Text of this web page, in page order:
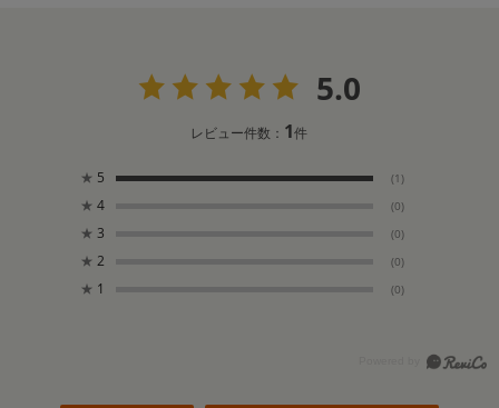
5.0
レビュー件数： 1件
★ 5 (1)
★ 4 (0)
★ 3 (0)
★ 2 (0)
★ 1 (0)